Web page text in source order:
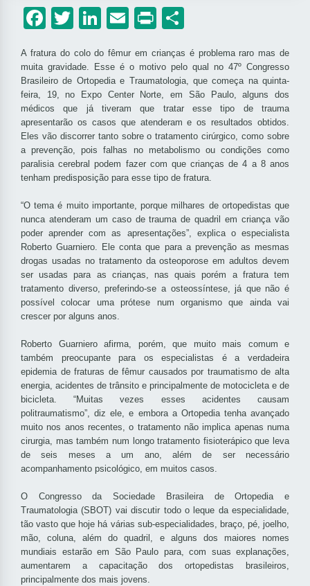
Facebook
Twitter
LinkedIn
Email
Print
A fratura do colo do fêmur em crianças é problema raro mas de
muita gravidade. Esse é o motivo pelo qual no 47º Congresso
Brasileiro de Ortopedia e Traumatologia, que começa na quinta-
feira, 19, no Expo Center Norte, em São Paulo, alguns dos
médicos que já tiveram que tratar esse tipo de trauma
apresentarão os casos que atenderam e os resultados obtidos.
Eles vão discorrer tanto sobre o tratamento cirúrgico, como sobre
a prevenção, pois falhas no metabolismo ou condições como
paralisia cerebral podem fazer com que crianças de 4 a 8 anos
tenham predisposição para esse tipo de fratura.
“O tema é muito importante, porque milhares de ortopedistas que
nunca atenderam um caso de trauma de quadril em criança vão
poder aprender com as apresentações”, explica o especialista
Roberto Guarniero. Ele conta que para a prevenção as mesmas
drogas usadas no tratamento da osteoporose em adultos devem
ser usadas para as crianças, nas quais porém a fratura tem
tratamento diverso, preferindo-se a osteossíntese, já que não é
possível colocar uma prótese num organismo que ainda vai
crescer por alguns anos.
Roberto Guarniero afirma, porém, que muito mais comum e
também preocupante para os especialistas é a verdadeira
epidemia de fraturas de fêmur causados por traumatismo de alta
energia, acidentes de trânsito e principalmente de motocicleta e de
bicicleta. “Muitas vezes esses acidentes causam
politraumatismo”, diz ele, e embora a Ortopedia tenha avançado
muito nos anos recentes, o tratamento não implica apenas numa
cirurgia, mas também num longo tratamento fisioterápico que leva
de seis meses a um ano, além de ser necessário
acompanhamento psicológico, em muitos casos.
O Congresso da Sociedade Brasileira de Ortopedia e
Traumatologia (SBOT) vai discutir todo o leque da especialidade,
tão vasto que hoje há várias sub-especialidades, braço, pé, joelho,
mão, coluna, além do quadril, e alguns dos maiores nomes
mundiais estarão em São Paulo para, com suas explanações,
aumentarem a capacitação dos ortopedistas brasileiros,
principalmente dos mais jovens.